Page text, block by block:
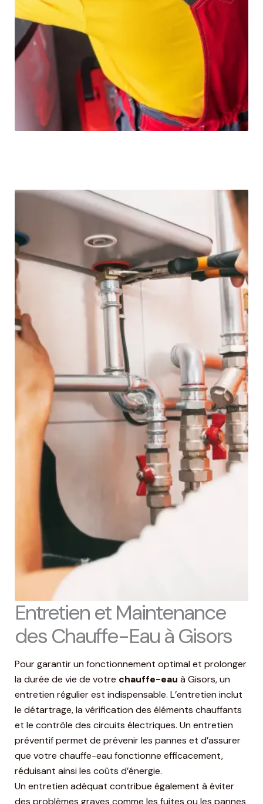
Entretien et Maintenance
des Chauffe-Eau à Gisors
Pour garantir un fonctionnement optimal et prolonger
la durée de vie de votre chauffe-eau à Gisors, un
entretien régulier est indispensable. L’entretien inclut
le détartrage, la vérification des éléments chauffants
et le contrôle des circuits électriques. Un entretien
préventif permet de prévenir les pannes et d’assurer
que votre chauffe-eau fonctionne efficacement,
réduisant ainsi les coûts d’énergie.
Un entretien adéquat contribue également à éviter
des problèmes graves comme les fuites ou les pannes